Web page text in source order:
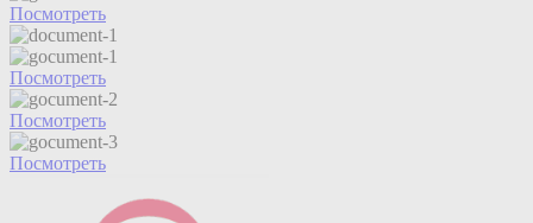
Посмотреть
Посмотреть
Посмотреть
Посмотреть